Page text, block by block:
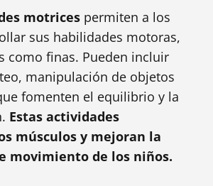
motrices permiten a los
sus habilidades motoras,
como finas. Pueden incluir
manipulación de objetos
fomenten el equilibrio y la
Estas actividades
músculos y mejoran la
movimiento de los niños.